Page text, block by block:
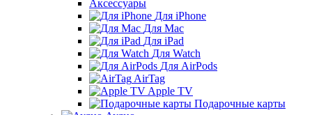
Аксессуары
Для iPhone
Для Mac
Для iPad
Для Watch
Для AirPods
AirTag
Apple TV
Подарочные карты